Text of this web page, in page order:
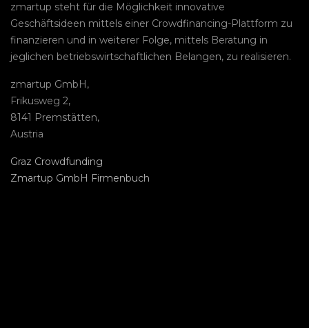
zmartup steht für die Möglichkeit innovative
Geschäftsideen mittels einer Crowdfinancing-Plattform zu
finanzieren und in weiterer Folge, mittels Beratung in
jeglichen betriebswirtschaftlichen Belangen, zu realisieren.
zmartup GmbH,
Frikusweg 2,
8141 Premstätten,
Austria
Graz Crowdfunding
Zmartup GmbH Firmenbuch